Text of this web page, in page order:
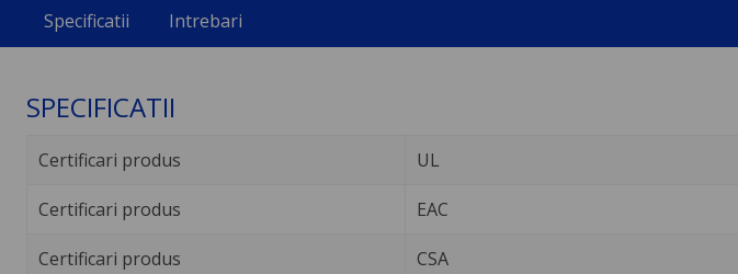
Specificatii Intrebari
SPECIFICATII
Certificari produs UL
Certificari produs EAC
Certificari produs CSA